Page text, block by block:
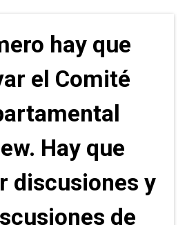
hay que
el Comité
Hay que
discusiones y
de